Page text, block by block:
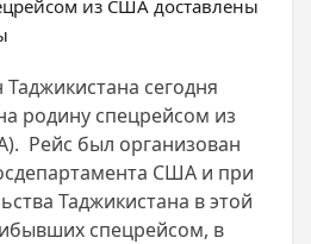
сегодня
родину спецрейсом из
Рейс был организован
США и при
Таджикистана в этой
спецрейсом, в